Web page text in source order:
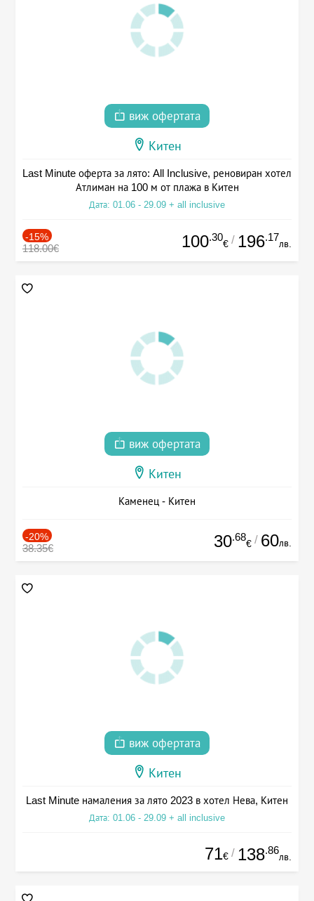
виж офертата
Китен
Last Minute оферта за лято: All Inclusive, реновиран хотел
Атлиман на 100 м от плажа в Китен
Дата: 01.06 - 29.09 + all inclusive
-15%
118.00€ 100.30
€ / 196.17
лв.
виж офертата
Китен
Каменец - Китен
-20%
38.35€ 30.68
€ / 60лв.
виж офертата
Китен
Last Minute намаления за лято 2023 в хотел Нева, Китен
Дата: 01.06 - 29.09 + all inclusive
71€ / 138.86
лв.